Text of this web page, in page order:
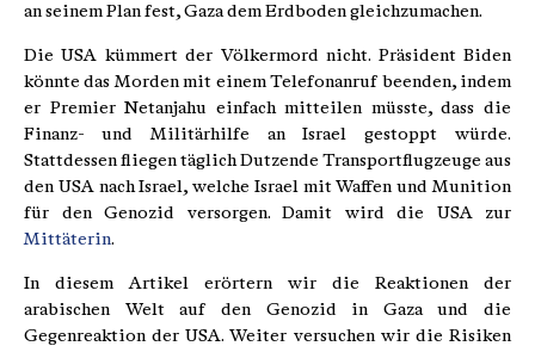
an seinem Plan fest, Gaza dem Erdboden gleichzumachen.
Die USA kümmert der Völkermord nicht. Präsident Biden
könnte das Morden mit einem Telefonanruf beenden, indem
er Premier Netanjahu einfach mitteilen müsste, dass die
Finanz- und Militärhilfe an Israel gestoppt würde.
Stattdessen fliegen täglich Dutzende Transportflugzeuge aus
den USA nach Israel, welche Israel mit Waffen und Munition
für den Genozid versorgen. Damit wird die USA zur
Mittäterin.
In diesem Artikel erörtern wir die Reaktionen der
arabischen Welt auf den Genozid in Gaza und die
Gegenreaktion der USA. Weiter versuchen wir die Risiken